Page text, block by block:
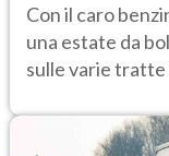
Con il caro
una estate da
sulle varie tratte